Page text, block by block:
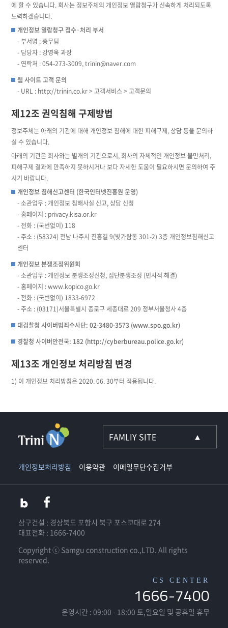
에 할 수 있습니다. 회사는 정보주체의 개인정보 열람청구가 신속하게 처리되도록
노력하겠습니다.
개인정보 열람청구 접수·처리 부서
- 부서명 : 총무팀
- 담당자 : 강영욱 과장
- 연락처 : 054-273-3009, trinin@naver.com
웹 사이트 고객 문의
- URL : http://trinin.co.kr > 고객서비스 > 고객문의
제12조 권익침해 구제방법
정보주체는 아래의 기관에 대해 개인정보 침해에 대한 피해구제, 상담 등을 문의하
실 수 있습니다.
아래의 기관은 회사와는 별개의 기관으로서, 회사의 자체적인 개인정보 불만처리,
피해구제 결과에 만족하지 못하시거나 보다 자세한 도움이 필요하시면 문의하여 주
시기 바랍니다.
개인정보 침해신고센터 (한국인터넷진흥원 운영)
- 소관업무 : 개인정보 침해사실 신고, 상담 신청
- 홈페이지 : privacy.kisa.or.kr
- 전화 : (국번없이) 118
- 주소 : (58324) 전남 나주시 진흥길 9(빛가람동 301-2) 3층 개인정보침해신고
센터
개인정보 분쟁조정위원회
- 소관업무 : 개인정보 분쟁조정신청, 집단분쟁조정 (민사적 해결)
- 홈페이지 : www.kopico.go.kr
- 전화 : (국번없이) 1833-6972
- 주소 : (03171)서울특별시 종로구 세종대로 209 정부서울청사 4층
대검찰청 사이버범죄수사단: 02-3480-3573 (www.spo.go.kr)
경찰청 사이버안전국: 182 (http://cyberbureau.police.go.kr)
제13조 개인정보 처리방침 변경
1) 이 개인정보 처리방침은 2020. 06. 30부터 적용됩니다.
개인정보처리방침 이용약관 이메일무단수집거부
삼구건설 : 경상북도 포항시 북구 포스코대로 274
대표전화 : 1666-7400
Copyright ⓒ Samgu construction co.,LTD. All rights
reserved.
CS CENTER
1666-7400
운영시간 : 09:00 - 18:00 토,일요일 및 공휴일 휴무